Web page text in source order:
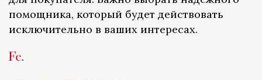
помощника, который будет действовать
исключительно в ваших интересах.